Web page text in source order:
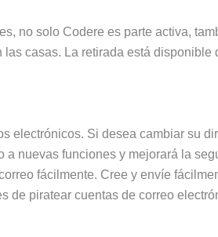
no solo Codere es parte activa,
casas. La retirada está disponible
electrónicos. Si desea cambiar su
nuevas funciones y mejorará la
fácilmente. Cree y envíe
piratear cuentas de correo